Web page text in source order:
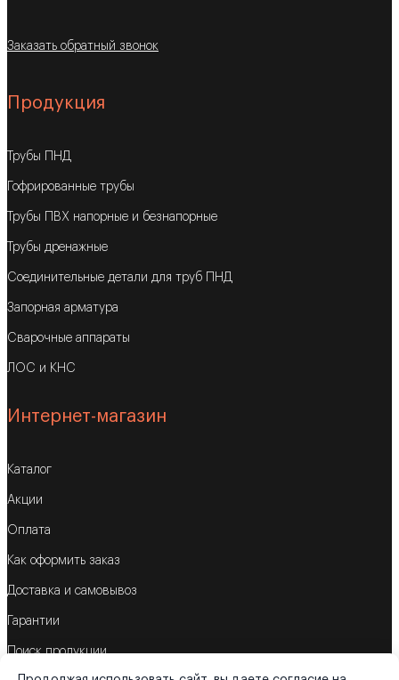
Заказать обратный звонок
Продукция
Трубы ПНД
Гофрированные трубы
Трубы ПВХ напорные и безнапорные
Трубы дренажные
Соединительные детали для труб ПНД
Запорная арматура
Сварочные аппараты
ЛОС и КНС
Интернет-магазин
Каталог
Акции
Оплата
Как оформить заказ
Доставка и самовывоз
Гарантии
Поиск продукции